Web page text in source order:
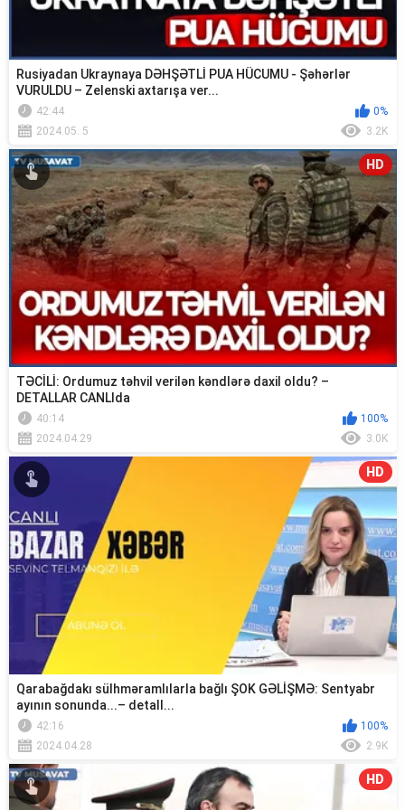
Rusiyadan Ukraynaya DƏHŞƏTLİ PUA HÜCUMU - Şəhərlər
VURULDU – Zelenski axtarışa ver...
42:44
0%
2024.05. 5
3.2K
HD
TƏCİLİ: Ordumuz təhvil verilən kəndlərə daxil oldu? –
DETALLAR CANLIda
40:14
100%
2024.04.29
3.0K
HD
Qarabağdakı sülhməramlılarla bağlı ŞOK GƏLİŞMƏ: Sentyabr
ayının sonunda...– detall...
42:16
100%
2024.04.28
2.9K
HD